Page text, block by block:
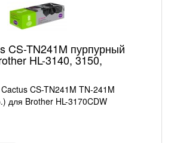
CS-TN241M пурпурный
HL-3140, 3150,
CS-TN241M TN-241M
для Brother HL-3170CDW